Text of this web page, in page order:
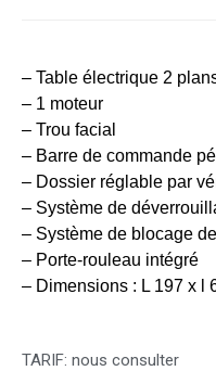
– Table électrique 2
– 1 moteur
– Trou facial
– Barre de commande
– Dossier réglable par
– Système de
– Système de blocage
– Porte-rouleau intégré
– Dimensions : L 197 x l
TARIF: nous consulter